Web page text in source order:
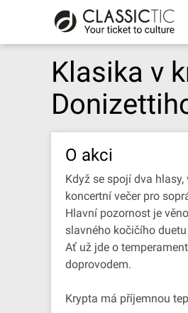
Klasika v
O akci
Když se spojí dva
koncertní večer pro
Hlavní pozornost je
slavného kočičího
Ať už jde o
doprovodem.
Krypta má příjemnou